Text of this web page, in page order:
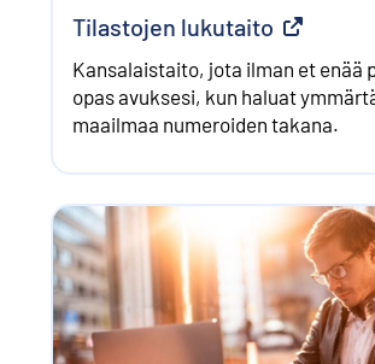
Tilastojen lukutaito Ulkoinen
Kansalaistaito, jota ilman et enää
opas avuksesi, kun haluat
maailmaa numeroiden takana.